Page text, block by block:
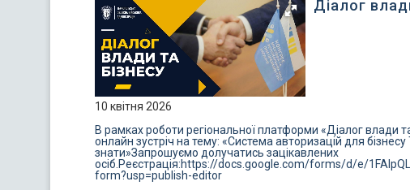
Діалог
10 квітня 2026
В рамках роботи регіональної платформи «Діалог влади
онлайн зустріч на тему: «Система авторизацій для
знати»Запрошуємо долучатись зацікавлених
осіб.Реєстрація:https://docs.google.com/forms/d/e/
form?usp=publish-editor